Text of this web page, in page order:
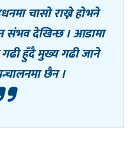
चासो राख्ने होभने
संभव देखिन्छ । आडामा
हुँदै मुख्य गढी जाने
छैन ।